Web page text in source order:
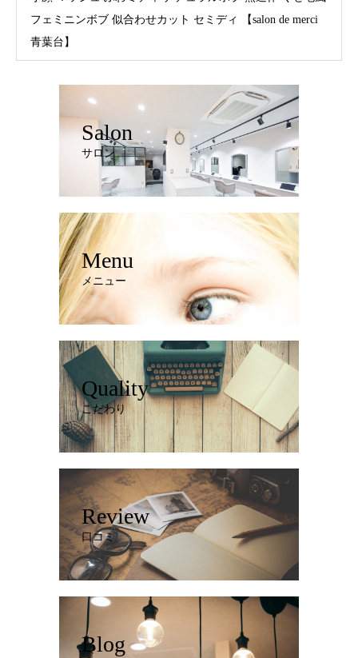
フェミニンボブ 似合わせカット セミディ 【salon de merci
青葉台】
Salon
サロン
Menu
メニュー
Quality
こだわり
Review
口コミ
Blog